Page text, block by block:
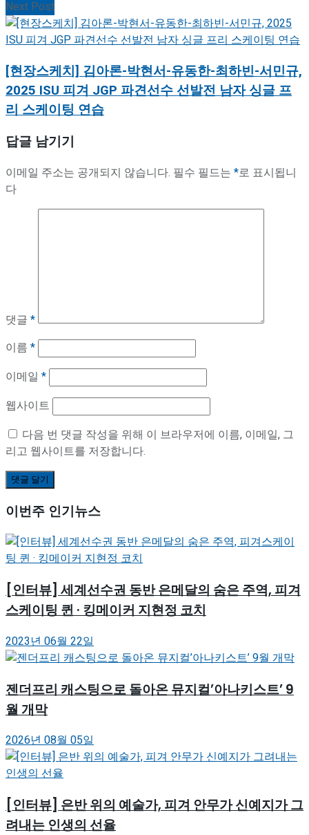
Next Post
[현장스케치] 김아론-박현서-유동한-최하빈-서민규,
2025 ISU 피겨 JGP 파견선수 선발전 남자 싱글 프
리 스케이팅 연습
답글 남기기
이메일 주소는 공개되지 않습니다. 필수 필드는 *로 표시됩니
다
댓글 *
이름 *
이메일 *
웹사이트
다음 번 댓글 작성을 위해 이 브라우저에 이름, 이메일, 그
리고 웹사이트를 저장합니다.
이번주 인기뉴스
[인터뷰] 세계선수권 동반 은메달의 숨은 주역, 피겨
스케이팅 퀸 · 킹메이커 지현정 코치
2023년 06월 22일
젠더프리 캐스팅으로 돌아온 뮤지컬’아나키스트’ 9
월 개막
2026년 08월 05일
[인터뷰] 은반 위의 예술가, 피겨 안무가 신예지가 그
려내는 인생의 선율